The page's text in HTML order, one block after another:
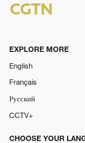
EXPLORE MORE
English
Français
Русский
CCTV+
CHOOSE YOUR